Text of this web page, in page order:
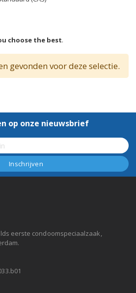
choose the best.
gevonden voor deze selectie.
op onze nieuwsbrief
eerste condoomspeciaalzaak,